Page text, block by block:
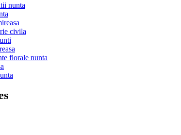
nunta
civila
florale nunta